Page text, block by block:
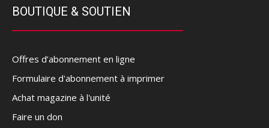
BOUTIQUE & SOUTIEN
Offres d’abonnement en ligne
Formulaire d'abonnement à imprimer
Achat magazine à l'unité
Faire un don